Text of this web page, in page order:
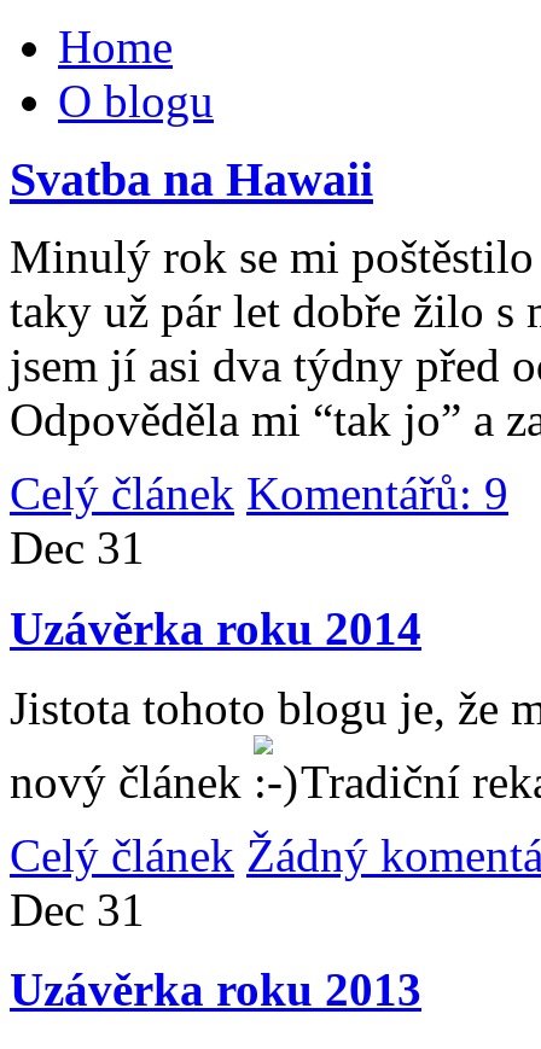
Home
O blogu
Svatba na Hawaii
Minulý rok se mi
taky už pár let dobře žilo
jsem jí asi dva týdny před
Odpověděla mi “tak jo” a
Celý článek Komentářů: 9
Dec 31
Uzávěrka roku 2014
Jistota tohoto blogu je, že
nový článek
Tradiční
Celý článek Žádný
Dec 31
Uzávěrka roku 2013